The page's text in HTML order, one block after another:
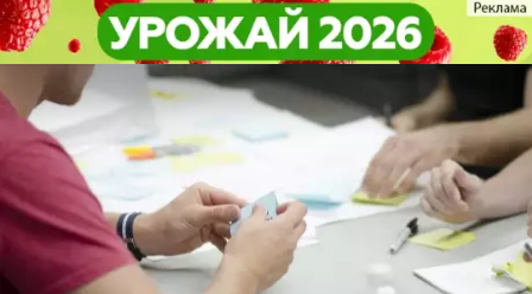
Названы самые продуктивные
категории россиян
В стране и
мире
Названы самые продуктивные
категории россиян
В стране и
мире
Другие
новости по
теме
Погода и курсы
валют в Пензе